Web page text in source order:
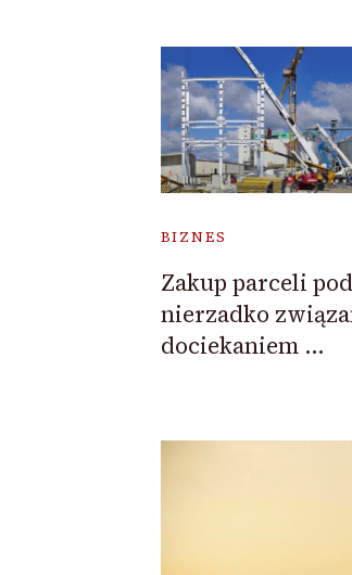
BIZNES
Zakup parceli
nierzadko
dociekaniem …